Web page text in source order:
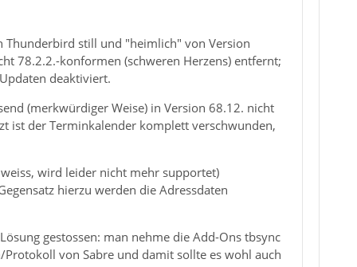
Thunderbird still und "heimlich" von Version
78.2.2.-konformen (schweren Herzens) entfernt;
deaktiviert.
(merkwürdiger Weise) in Version 68.12. nicht
ist der Terminkalender komplett verschwunden,
wird leider nicht mehr supportet)
hierzu werden die Adressdaten
gestossen: man nehme die Add-Ons tbsync
von Sabre und damit sollte es wohl auch